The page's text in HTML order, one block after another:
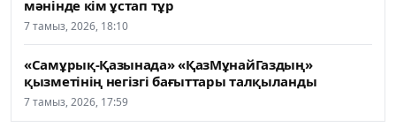
мәнінде кім ұстап тұр
7 тамыз, 2026, 18:10
«Самұрық-Қазынада» «ҚазМұнайГаздың»
қызметінің негізгі бағыттары талқыланды
7 тамыз, 2026, 17:59